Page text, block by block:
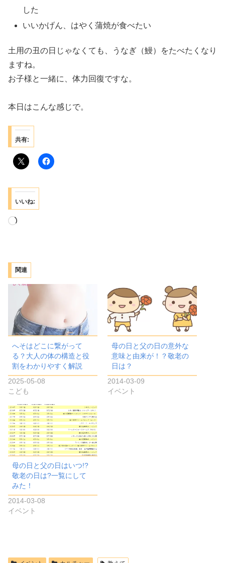
した
いいかげん、はやく蒲焼が食べたい
土用の丑の日じゃなくても、うなぎ（鰻）をたべたくなり
ますね。
お子様と一緒に、体力回復ですな。
本日はこんな感じで。
共有:
いいね:
読
み
中…
関連
へそはどこに繋がって
る？大人の体の構造と役
割をわかりやすく解説
2025-05-08
こども
母の日と父の日の意外な
意味と由来が！？敬老の
日は？
2014-03-09
イベント
母の日と父の日はいつ!?
敬老の日は?一覧にして
みた！
2014-03-08
イベント